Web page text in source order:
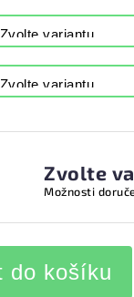
Zvolte
Možnosti
do košíku